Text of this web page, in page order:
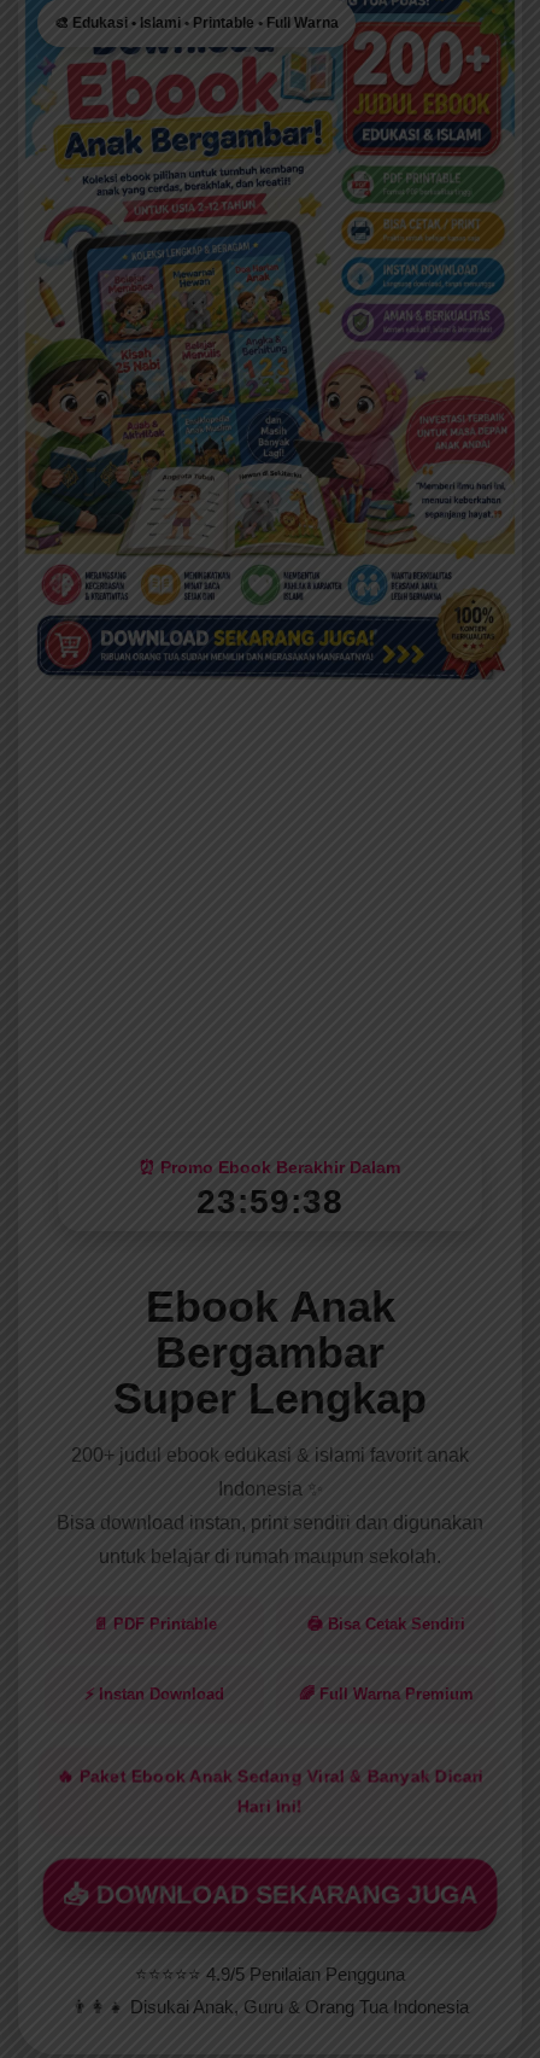
🎨 Edukasi • Islami • Printable • Full Warna
⏰ Promo Ebook Berakhir Dalam
23:59:37
Ebook Anak
Bergambar
Super Lengkap
200+ judul ebook edukasi & islami favorit anak
Indonesia ✨
Bisa download instan, print sendiri dan digunakan
untuk belajar di rumah maupun sekolah.
📄 PDF Printable 🖨️ Bisa Cetak Sendiri
⚡ Instan Download 🌈 Full Warna Premium
🔥 Paket Ebook Anak Sedang Viral & Banyak Dicari
Hari Ini!
📥 DOWNLOAD SEKARANG JUGA
⭐⭐⭐⭐⭐ 4.9/5 Penilaian Pengguna
👨‍👩‍👧 Disukai Anak, Guru & Orang Tua Indonesia